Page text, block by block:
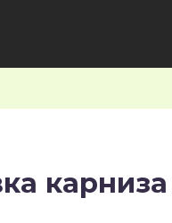
карниза